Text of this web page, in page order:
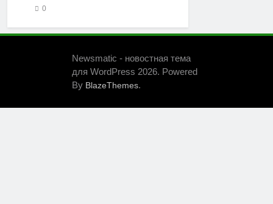
0
Newsmatic - новостная тема
для WordPress 2026. Powered
By BlazeThemes.